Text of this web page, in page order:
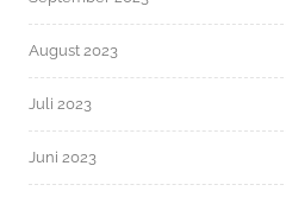
August 2023
Juli 2023
Juni 2023